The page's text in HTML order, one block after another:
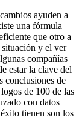
ayuden a
una fórmula
que otro a
y el ver
compañías
estar la clave del
conclusiones de
de 100 de las
con datos
tienen son los